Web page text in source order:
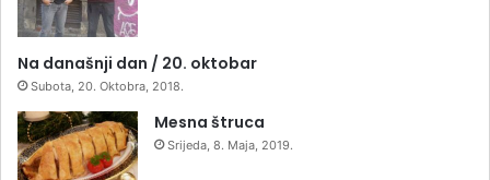
Na današnji dan / 20. oktobar
Subota, 20. Oktobra, 2018.
Mesna štruca
Srijeda, 8. Maja, 2019.